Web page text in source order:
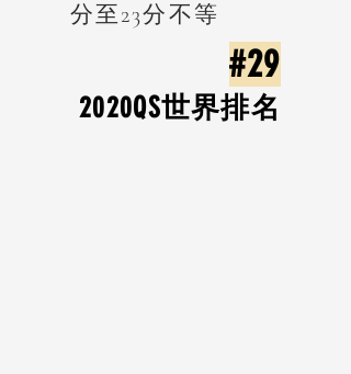
分至23分不等
#29
2020​QS世界排名